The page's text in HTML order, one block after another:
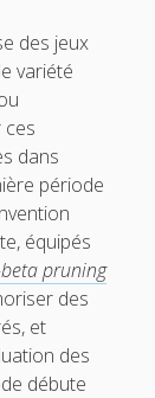
des jeux
variété
ces
dans
période
équipés
pruning
des
et
des
débute